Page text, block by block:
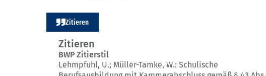
Zitieren
Zitieren
BWP Zitierstil
Lehmpfuhl, U.; Müller-Tamke, W.: Schulische